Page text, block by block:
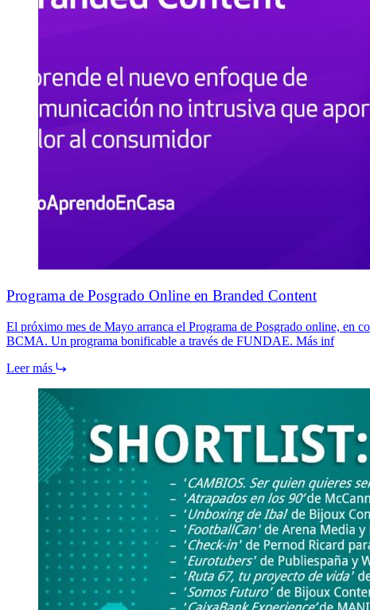
Programa de Posgrado Online en Branded Content
El próximo mes de Mayo arranca el Programa de Posgrado online, en
BCMA. Un programa bonificable a través de FUNDAE. Más inf
Leer más